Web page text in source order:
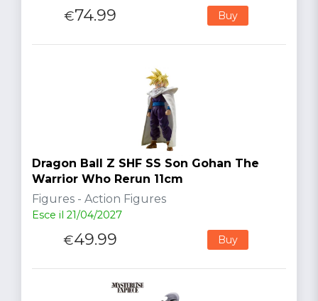
€74.99 Buy
Dragon Ball Z SHF SS Son Gohan The
Warrior Who Rerun 11cm
Figures - Action Figures
Esce il 21/04/2027
€49.99 Buy